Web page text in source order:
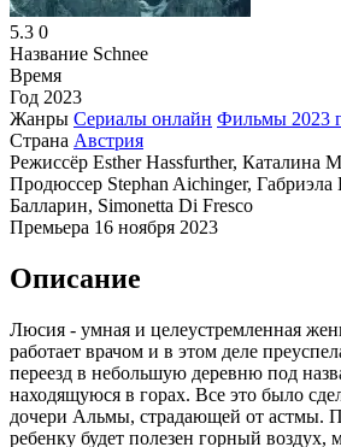
5.3 0
Название Schnee
Время
Год 2023
Жанры Сериалы онлайн Фильмы 2023
Страна Австрия
Режиссёр Esther Hassfurther, Каталина
Продюссер Stephan Aichinger,
Балларин, Simonetta Di Fresco
Премьера 16 ноября 2023
Описание
Люсия - умная и целеустремленная
работает врачом и в этом деле
переезд в небольшую деревню под
находящуюся в горах. Все это было
дочери Альмы, страдающей от астмы.
ребенку будет полезен горный воздух,